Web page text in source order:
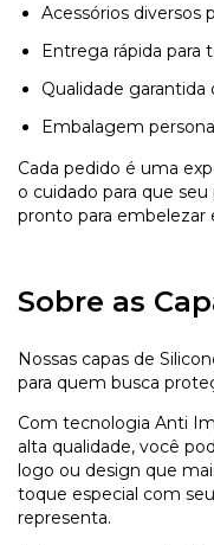
Acessórios diversos
Entrega rápida para
Qualidade
Embalagem
Cada pedido é uma
o cuidado para que
pronto para embelezar
Sobre as
Nossas capas de
para quem busca
Com tecnologia Anti
alta qualidade, você
logo ou design que
toque especial com
representa.